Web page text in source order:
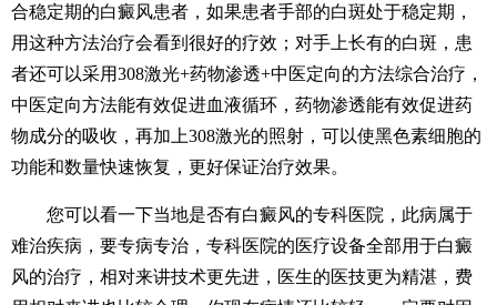
合稳定期的白癜风患者，如果患者手部的白斑处于稳定期，
用这种方法治疗会看到很好的疗效；对手上长有的白斑，患
者还可以采用308激光+药物渗透+中医定向的方法综合治疗，
中医定向方法能有效促进血液循环，药物渗透能有效促进药
物成分的吸收，再加上308激光的照射，可以使黑色素细胞的
功能和数量快速恢复，更好保证治疗效果。
您可以看一下当地是否有白癜风的专科医院，此病属于
难治疾病，要专病专治，专科医院的医疗设备全部用于白癜
风的治疗，相对来讲技术更先进，医生的医技更为精湛，费